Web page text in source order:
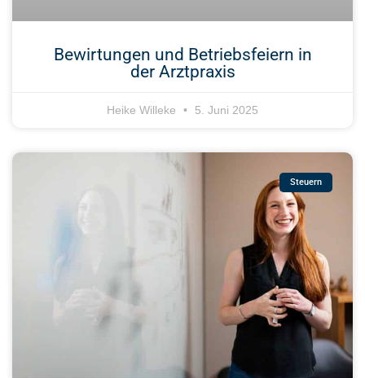
Bewirtungen und Betriebsfeiern in
der Arztpraxis
Heike Willeke 5. Juni 2025
Steuern